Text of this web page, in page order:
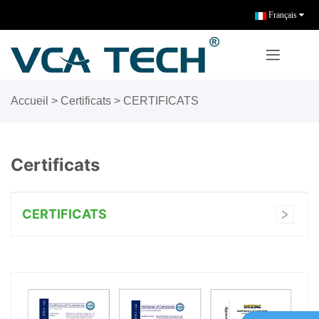
Français
Accueil > Certificats > CERTIFICATS
Certificats
CERTIFICATS